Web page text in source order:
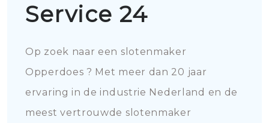
Service 24
Op zoek naar een slotenmaker
Opperdoes ? Met meer dan 20 jaar
ervaring in de industrie Nederland en de
meest vertrouwde slotenmaker